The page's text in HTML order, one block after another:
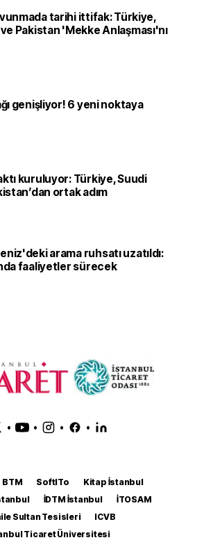
tarihi ittifak: Türkiye,
Pakistan 'Mekke Anlaşması'nı
genişliyor! 6 yeni noktaya
kuruluyor: Türkiye, Suudi
ortak adım
arama ruhsatı uzatıldı:
faaliyetler sürecek
• • • •
BTM SoftITo
Kitap İstanbul
İDTM İstanbul
İTOSAM
Sultan Tesisleri
ICVB
Ticaret Üniversitesi